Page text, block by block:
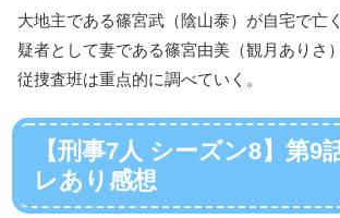
大地主である篠宮武（陰山泰）が自宅で亡
疑者として妻である篠宮由美（観月ありさ
従捜査班は重点的に調べていく。
【刑事7人 シーズン8】第9
レあり感想